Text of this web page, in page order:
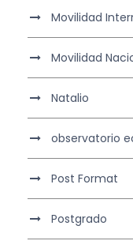
Movilidad
Movilidad
Natalio
observatorio
Post Format
Postgrado